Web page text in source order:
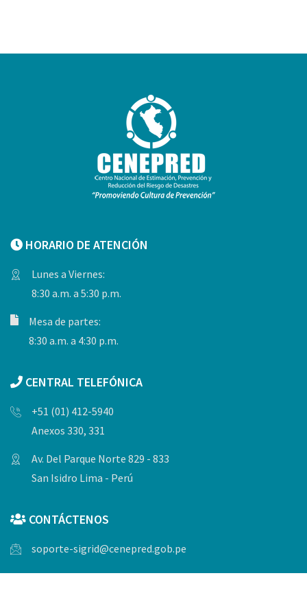
HORARIO DE ATENCIÓN
Lunes a Viernes:
8:30 a.m. a 5:30 p.m.
Mesa de partes:
8:30 a.m. a 4:30 p.m.
CENTRAL TELEFÓNICA
+51 (01) 412-5940
Anexos 330, 331
Av. Del Parque Norte 829 - 833
San Isidro Lima - Perú
CONTÁCTENOS
soporte-sigrid@cenepred.gob.pe